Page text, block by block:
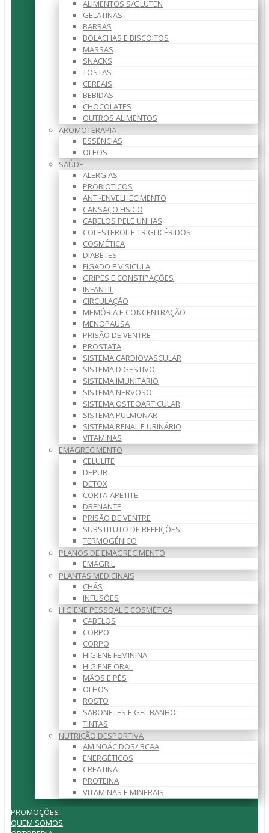
ALIMENTOS S/GLUTEN
GELATINAS
BARRAS
BOLACHAS E BISCOITOS
MASSAS
SNACKS
TOSTAS
CEREAIS
BEBIDAS
CHOCOLATES
OUTROS ALIMENTOS
AROMOTERAPIA
ESSÊNCIAS
ÓLEOS
SAÚDE
ALERGIAS
PROBIOTICOS
ANTI-ENVELHECIMENTO
CANSAÇO FISICO
CABELOS PELE UNHAS
COLESTEROL E TRIGLICÉRIDOS
COSMÉTICA
DIABETES
FIGADO E VISÍCULA
GRIPES E CONSTIPAÇÕES
INFANTIL
CIRCULAÇÃO
MEMÓRIA E CONCENTRAÇÃO
MENOPAUSA
PRISÃO DE VENTRE
PROSTATA
SISTEMA CARDIOVASCULAR
SISTEMA DIGESTIVO
SISTEMA IMUNITÁRIO
SISTEMA NERVOSO
SISTEMA OSTEOARTICULAR
SISTEMA PULMONAR
SISTEMA RENAL E URINÁRIO
VITAMINAS
EMAGRECIMENTO
CELULITE
DEPUR
DETOX
CORTA-APETITE
DRENANTE
PRISÃO DE VENTRE
SUBSTITUTO DE REFEIÇÕES
TERMOGÉNICO
PLANOS DE EMAGRECIMENTO
EMAGRIL
PLANTAS MEDICINAIS
CHÁS
INFUSÕES
HIGIENE PESSOAL E COSMÉTICA
CABELOS
CORPO
CORPO
HIGIENE FEMININA
HIGIENE ORAL
MÃOS E PÉS
OLHOS
ROSTO
SABONETES E GEL BANHO
TINTAS
NUTRIÇÃO DESPORTIVA
AMINOÁCIDOS/ BCAA
ENERGÉTICOS
CREATINA
PROTEINA
VITAMINAS E MINERAIS
PROMOÇÕES
QUEM SOMOS